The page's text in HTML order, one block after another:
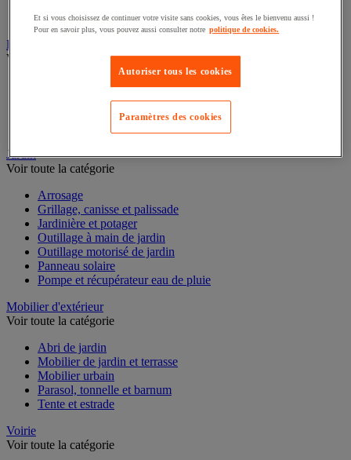
Abri polyvalent toile
Drapeau
Voir toute la catégorie
Drapeau officiel
Drapeau publicitaire
Jardin
Voir toute la catégorie
Arrosage
Grillage, canisse et palissade
Jardinière et potager
Outillage à main de jardin
Outillage motorisé de jardin
Panneau solaire
Pompe et récupérateur eau de pluie
Mobilier d'extérieur
Voir toute la catégorie
Abri de jardin
Mobilier de jardin et terrasse
Mobilier urbain
Parasol, tonnelle et barnum
Tente et estrade
Voirie
Voir toute la catégorie
Et si vous choisissez de continuer votre visite sans cookies, vous êtes le bienvenu aussi !
Pour en savoir plus, vous pouvez aussi consulter notre politique de cookies.
Autoriser tous les cookies
Paramètres des cookies